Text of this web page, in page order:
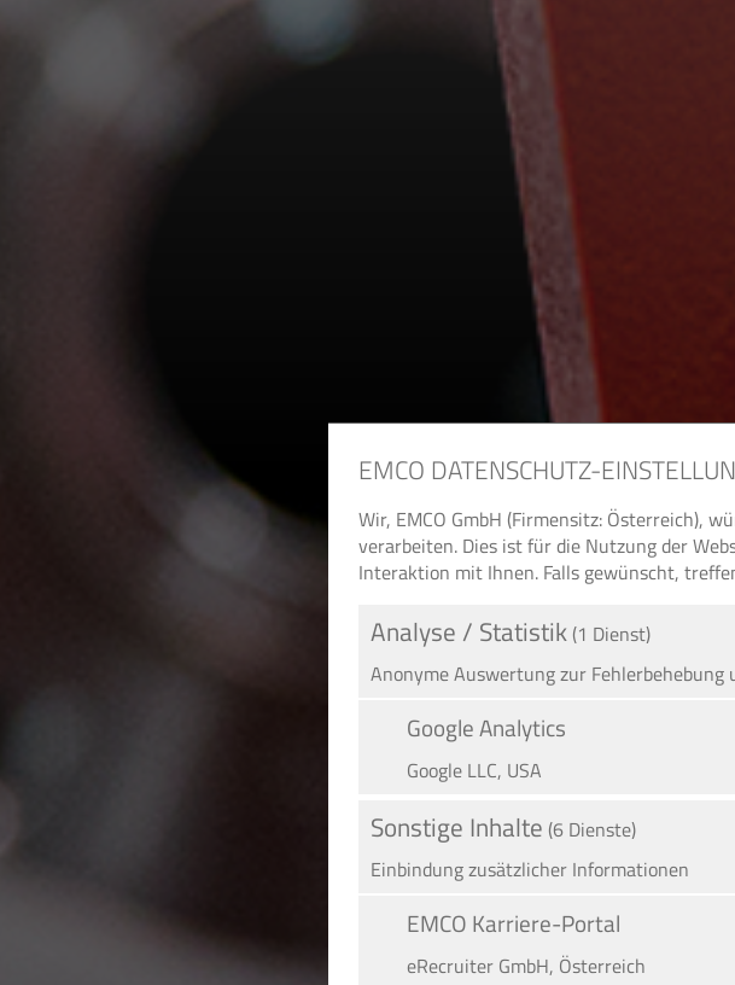
EMCO DATENSCHUTZ-
Wir, EMCO GmbH (Firmensitz: Österreich),
verarbeiten. Dies ist für die Nutzung der
Interaktion mit Ihnen. Falls gewünscht,
Analyse / Statistik (1 Dienst)
Anonyme Auswertung zur
Google Analytics
Google LLC, USA
Sonstige Inhalte (6 Dienste)
Einbindung zusätzlicher Informationen
EMCO Karriere-Portal
eRe­crui­ter GmbH, Österreich